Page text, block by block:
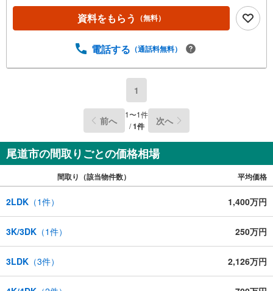
資料をもらう （無料）
電話する （通話料無料）
1
前へ 1〜1件
/1件 次へ
尾道市の間取りごとの価格相場
間取り（該当物件数） 平均価格
2LDK （1件） 1,400万円
3K/3DK （1件） 250万円
3LDK （3件） 2,126万円